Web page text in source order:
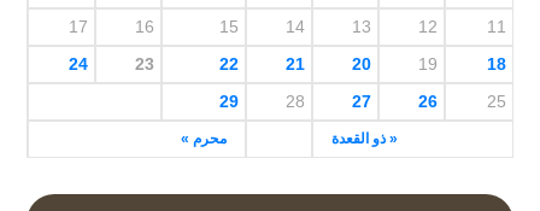
« ذو القعدة محرم »
11
12
13
14
15
16
17
18
19
20
21
22
23
24
25
26
27
28
29